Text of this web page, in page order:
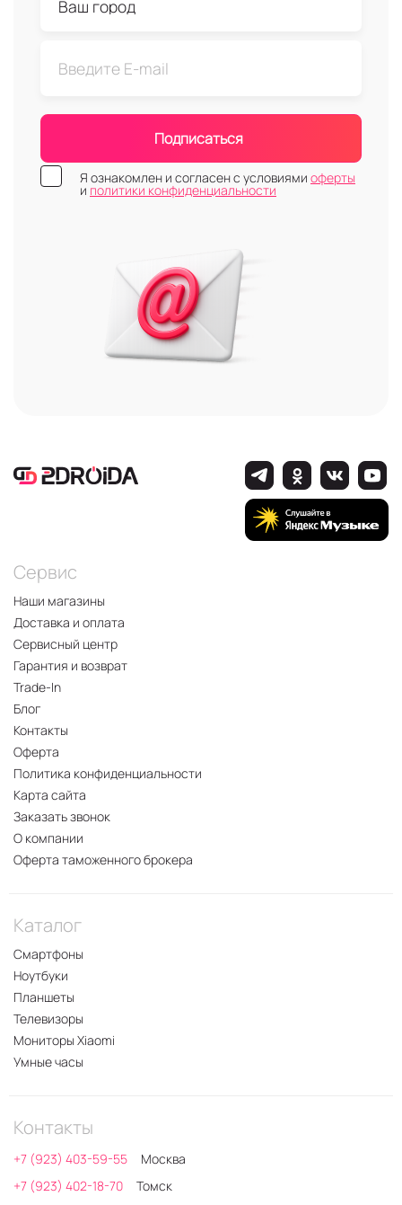
Подписаться
Я ознакомлен и согласен с условиями оферты
и политики конфиденциальности
Сервис
Наши магазины
Доставка и оплата
Сервисный центр
Гарантия и возврат
Trade-In
Блог
Контакты
Оферта
Политика конфиденциальности
Карта сайта
Заказать звонок
О компании
Оферта таможенного брокера
Каталог
Смартфоны
Ноутбуки
Планшеты
Телевизоры
Мониторы Xiaomi
Умные часы
Контакты
+7 (923) 403-59-55
Москва
+7 (923) 402-18-70
Томск